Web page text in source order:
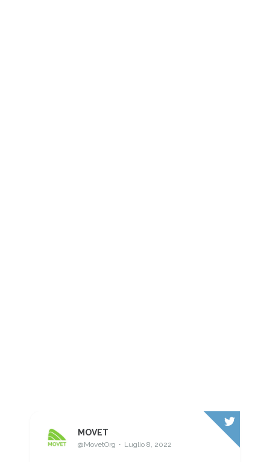
MOVET
@MovetOrg Luglio 8, 2022